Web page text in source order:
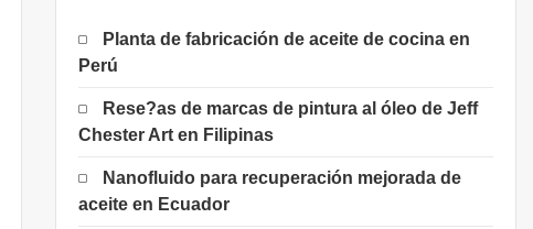
Planta de fabricación de aceite de cocina en
Perú
Rese?as de marcas de pintura al óleo de Jeff
Chester Art en Filipinas
Nanofluido para recuperación mejorada de
aceite en Ecuador